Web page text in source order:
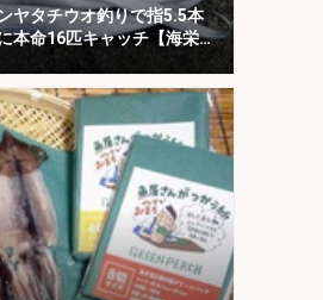
ヤタチウオ釣りで指5.5本
本命16匹キャッチ【海栄